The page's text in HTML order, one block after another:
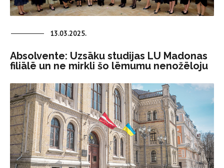
13.03.2025.
Absolvente: Uzsāku studijas LU Madonas
filiālē un ne mirkli šo lēmumu nenožēloju